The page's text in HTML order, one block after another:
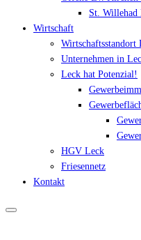
St. Willehad
Wirtschaft
Wirtschaftsstandort
Unternehmen in
Leck hat Potenzial!
HGV Leck
Friesennetz
Kontakt